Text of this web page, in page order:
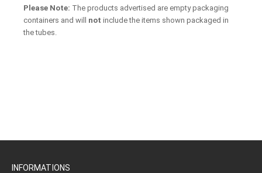
Please Note: The products advertised are empty packaging
containers and will not include the items shown packaged in
the tubes.
INFORMATIONS